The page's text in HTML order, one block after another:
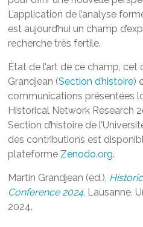
L’application de l’analyse
est aujourd’hui un champ
recherche très fertile.
État de l’art de ce champ,
Grandjean (Section d’histoire)
communications présentées
Historical Network Research
Section d’histoire de
des contributions est
plateforme Zenodo.org.
Martin Grandjean (éd.),
Conference 2024, Lausanne,
2024.